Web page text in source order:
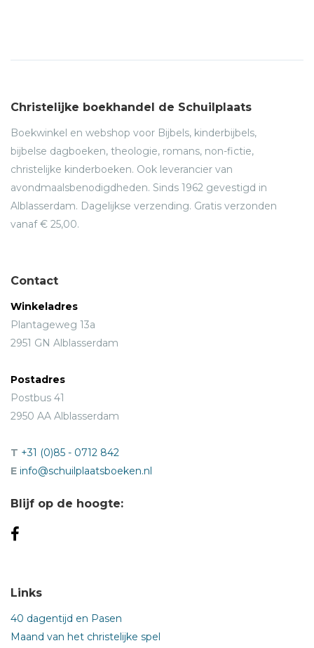
Christelijke boekhandel de Schuilplaats
Boekwinkel en webshop voor Bijbels, kinderbijbels,
bijbelse dagboeken, theologie, romans, non-fictie,
christelijke kinderboeken. Ook leverancier van
avondmaalsbenodigdheden. Sinds 1962 gevestigd in
Alblasserdam. Dagelijkse verzending. Gratis verzonden
vanaf € 25,00.
Contact
Winkeladres
Plantageweg 13a
2951 GN Alblasserdam
Postadres
Postbus 41
2950 AA Alblasserdam
T +31 (0)85 - 0712 842
E info@schuilplaatsboeken.nl
Blijf op de hoogte:
Links
40 dagentijd en Pasen
Maand van het christelijke spel